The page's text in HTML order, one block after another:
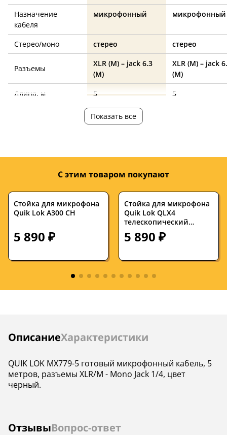
Назначение
кабеля
микрофонный микрофонный
Стерео/моно стерео стерео
Разъемы
XLR (M) – jack 6.3
(M)
XLR (M) – jack
(M)
Длина, м
5
5
—
Показать все
С этим товаром покупают
Стойка для микрофона
Quik Lok A300 CH
5 890 ₽
Стойка для микрофона
Quik Lok QLX4
телескопический
журавль
5 890 ₽
ОписаниеХарактеристики
Инструкции
QUIK LOK MX779-5 готовый микрофонный кабель, 5
метров, разъемы XLR/M - Mono Jack 1/4, цвет
черный.
ОтзывыВопрос-ответ